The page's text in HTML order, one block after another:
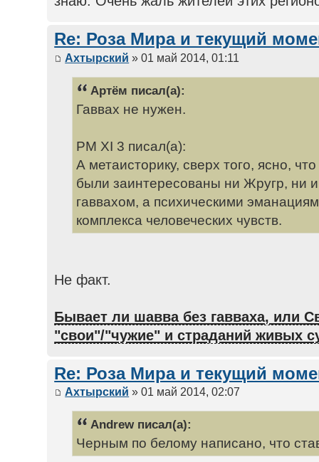
Re: Роза Мира и текущий
Ахтырский » 01 май 2014, 01:11
Артём писал(а):
Гаввах не нужен.
РМ XI 3 писал(а):
А метаисторику, сверх того, ясно,
были заинтересованы ни Жругр, ни
гаввахом, а психическими
комплекса человеческих чувств.
Не факт.
Бывает ли шавва без гавваха, или
"свои"/"чужие" и страданий живых
Re: Роза Мира и текущий
Ахтырский » 01 май 2014, 02:07
Andrew писал(а):
Черным по белому написано, что